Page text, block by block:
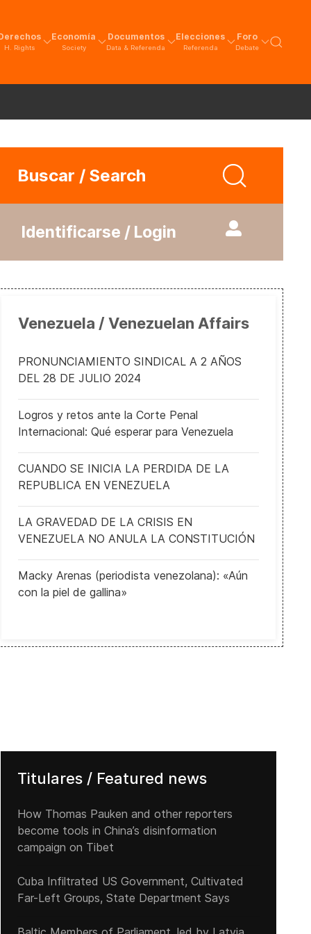
H. Rights
Economía
Society
Documentos
Data & Referenda
Elecciones
Referenda
Foro
Debate
Buscar / Search
Identificarse / Login
Venezuela / Venezuelan Affairs
PRONUNCIAMIENTO SINDICAL A 2 AÑOS
DEL 28 DE JULIO 2024
Logros y retos ante la Corte Penal
Internacional: Qué esperar para Venezuela
CUANDO SE INICIA LA PERDIDA DE LA
REPUBLICA EN VENEZUELA
LA GRAVEDAD DE LA CRISIS EN
VENEZUELA NO ANULA LA CONSTITUCIÓN
Macky Arenas (periodista venezolana): «Aún
con la piel de gallina»
Titulares / Featured news
How Thomas Pauken and other reporters
become tools in China’s disinformation
campaign on Tibet
Cuba Infiltrated US Government, Cultivated
Far-Left Groups, State Department Says